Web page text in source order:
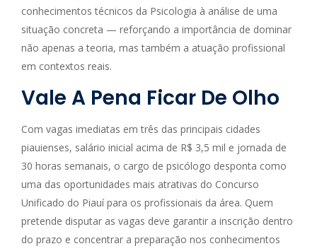
conhecimentos técnicos da Psicologia à análise de uma
situação concreta — reforçando a importância de dominar
não apenas a teoria, mas também a atuação profissional
em contextos reais.
Vale A Pena Ficar De Olho
Com vagas imediatas em três das principais cidades
piauienses, salário inicial acima de R$ 3,5 mil e jornada de
30 horas semanais, o cargo de psicólogo desponta como
uma das oportunidades mais atrativas do Concurso
Unificado do Piauí para os profissionais da área. Quem
pretende disputar as vagas deve garantir a inscrição dentro
do prazo e concentrar a preparação nos conhecimentos